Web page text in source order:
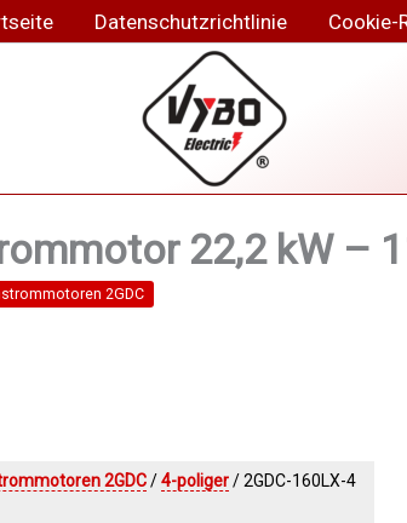
Datenschutzrichtlinie Cookie-
22,2 kW –
2GDC
2GDC/4-poliger/ 2GDC-160LX-4